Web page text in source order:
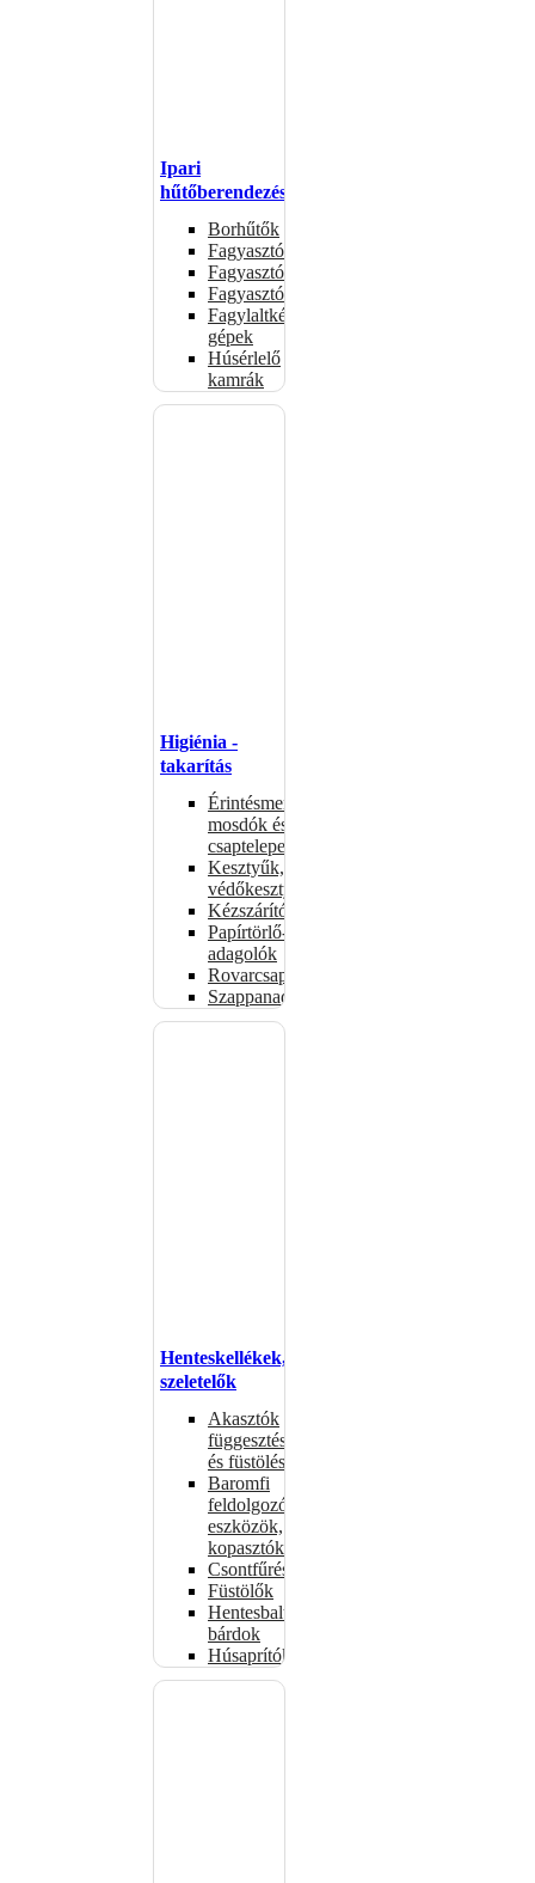
Ipari
hűtőberendezések
Borhűtők
Fagyasztóasztalok
Fagyasztóládák
Fagyasztószekrények
Fagylaltkészítő
gépek
Húsérlelő
kamrák
Higiénia -
takarítás
Érintésmentes
mosdók és
csaptelepek
Kesztyűk,
védőkesztyűk
Kézszárítók
Papírtörlő-
adagolók
Rovarcsapdák
Szappanadagolók
Henteskellékek,
szeletelők
Akasztók
függesztéshez
és füstöléshez
Baromfi
feldolgozó
eszközök,
kopasztók
Csontfűrészek
Füstölők
Hentesbalták,
bárdok
Húsaprítók